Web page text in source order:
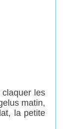
les
matin,
la petite